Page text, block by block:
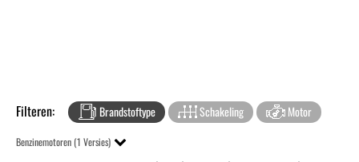
Filteren: Brandstoftype Schakeling Motor
Benzinemotoren (1 Versies)